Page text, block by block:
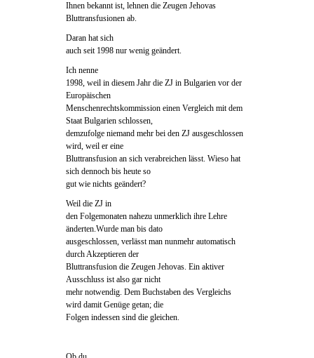
Ihnen bekannt ist, lehnen die Zeugen Jehovas
Bluttransfusionen ab.
Daran hat sich
auch seit 1998 nur wenig geändert.
Ich nenne
1998, weil in diesem Jahr die ZJ in Bulgarien vor der
Europäischen
Menschenrechtskommission einen Vergleich mit dem
Staat Bulgarien schlossen,
demzufolge niemand mehr bei den ZJ ausgeschlossen
wird, weil er eine
Bluttransfusion an sich verabreichen lässt. Wieso hat
sich dennoch bis heute so
gut wie nichts geändert?
Weil die ZJ in
den Folgemonaten nahezu unmerklich ihre Lehre
änderten.Wurde man bis dato
ausgeschlossen, verlässt man nunmehr automatisch
durch Akzeptieren der
Bluttransfusion die Zeugen Jehovas. Ein aktiver
Ausschluss ist also gar nicht
mehr notwendig. Dem Buchstaben des Vergleichs
wird damit Genüge getan; die
Folgen indessen sind die gleichen.